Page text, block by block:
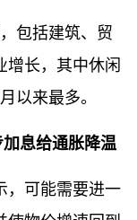
包括建筑、贸
增长，其中休闲
以来最多。
息给通胀降温
，可能需要进一